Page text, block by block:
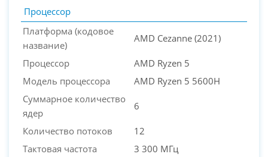
PC-Arena на карте Москвы — Яндекс Карты
Процессор
Платформа (кодовое
название)
AMD Cezanne (2021)
Процессор
AMD Ryzen 5
Модель процессора
AMD Ryzen 5 5600H
Суммарное количество
ядер
6
Количество потоков
12
Тактовая частота
3 300 МГц